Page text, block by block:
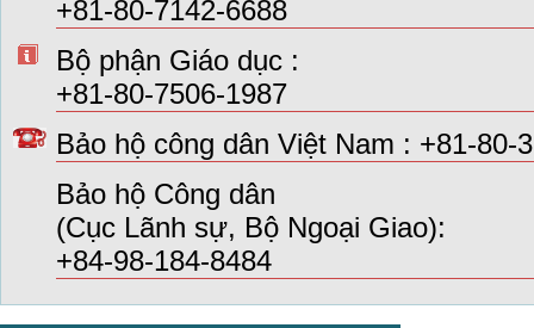
+81-80-7142-6688
Bộ phận Giáo dục :
+81-80-7506-1987
Bảo hộ công dân Việt Nam : +81-80-
Bảo hộ Công dân
(Cục Lãnh sự, Bộ Ngoại Giao):
+84-98-184-8484